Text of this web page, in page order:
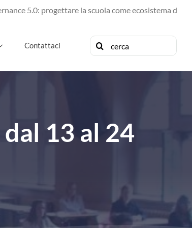
5.0: progettare la scuola come ecosistema di futuro
Contattaci
Cerca
per:
13 al 24